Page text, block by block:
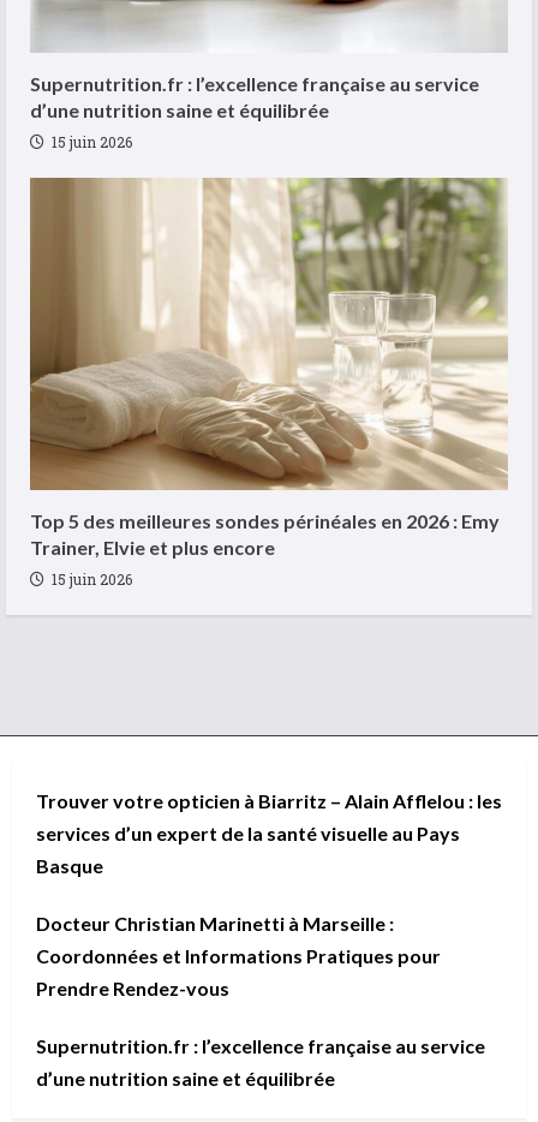
Supernutrition.fr : l’excellence française au service
d’une nutrition saine et équilibrée
15 juin 2026
Top 5 des meilleures sondes périnéales en 2026 : Emy
Trainer, Elvie et plus encore
15 juin 2026
Trouver votre opticien à Biarritz – Alain Afflelou : les
services d’un expert de la santé visuelle au Pays
Basque
Docteur Christian Marinetti à Marseille :
Coordonnées et Informations Pratiques pour
Prendre Rendez-vous
Supernutrition.fr : l’excellence française au service
d’une nutrition saine et équilibrée